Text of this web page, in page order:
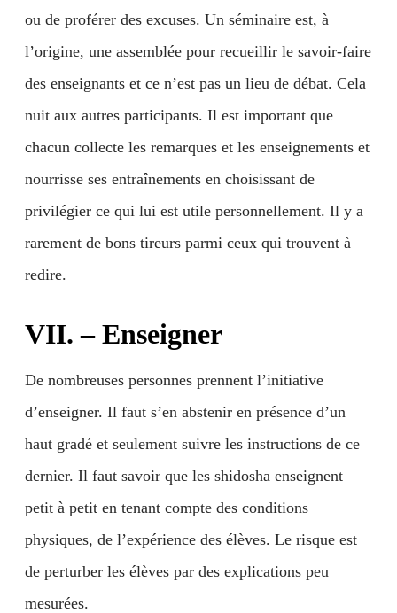
ou de proférer des excuses. Un séminaire est, à
l’origine, une assemblée pour recueillir le savoir-faire
des enseignants et ce n’est pas un lieu de débat. Cela
nuit aux autres participants. Il est important que
chacun collecte les remarques et les enseignements et
nourrisse ses entraînements en choisissant de
privilégier ce qui lui est utile personnellement. Il y a
rarement de bons tireurs parmi ceux qui trouvent à
redire.
VII. – Enseigner
De nombreuses personnes prennent l’initiative
d’enseigner. Il faut s’en abstenir en présence d’un
haut gradé et seulement suivre les instructions de ce
dernier. Il faut savoir que les shidosha enseignent
petit à petit en tenant compte des conditions
physiques, de l’expérience des élèves. Le risque est
de perturber les élèves par des explications peu
mesurées.